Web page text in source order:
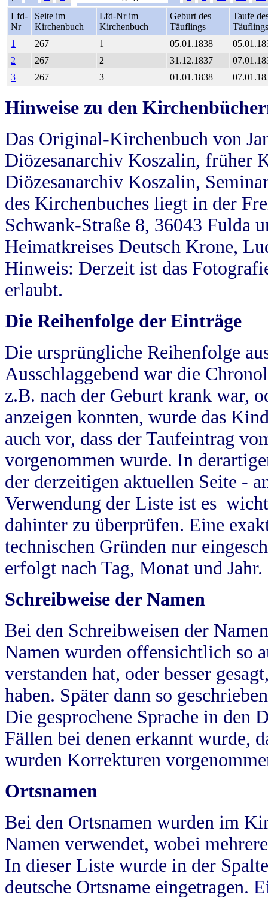
Lfd-
Nr
Seite im
Kirchenbuch
Lfd-Nr im
Kirchenbuch
Geburt des
Täuflings
Taufe
Täuflings
1
267 1 05.01.1838
2
267 2 31.12.1837
3
267 3 01.01.1838
Hinweise zu den
Das Original-Kirchenbuch von
Diözesanarchiv Koszalin, früher
Diözesanarchiv Koszalin,
des Kirchenbuches liegt in der
Schwank-Straße 8, 36043 Fulda
Heimatkreises Deutsch Krone,
Hinweis: Derzeit ist das
erlaubt.
Die Reihenfolge der Einträge
Die ursprüngliche Reihenfolge
Ausschlaggebend war die
z.B. nach der Geburt krank war,
anzeigen konnten, wurde das
auch vor, dass der Taufeintrag
vorgenommen wurde. In
der derzeitigen aktuellen Seite -
Verwendung der Liste ist es
dahinter zu überprüfen. Eine
technischen Gründen nur
erfolgt nach Tag, Monat und Jahr.
Schreibweise der Namen
Bei den Schreibweisen der
Namen wurden offensichtlich so
verstanden hat, oder besser
haben. Später dann so
Die gesprochene Sprache in
Fällen bei denen erkannt wurde,
wurden Korrekturen
Ortsnamen
Bei den Ortsnamen wurden im
Namen verwendet, wobei
In dieser Liste wurde in der
deutsche Ortsname eingetragen.